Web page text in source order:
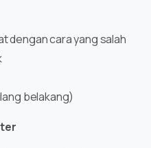
dengan cara yang salah
belakang)